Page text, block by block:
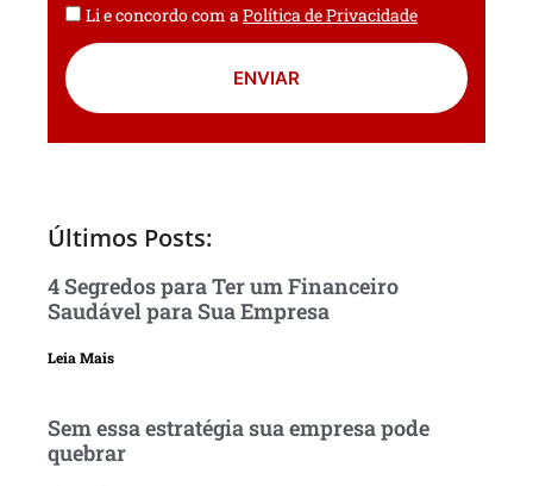
Li e concordo com aPolítica de Privacidade
ENVIAR
Últimos Posts:
4 Segredos para Ter um Financeiro
Saudável para Sua Empresa
Leia Mais
Sem essa estratégia sua empresa pode
quebrar